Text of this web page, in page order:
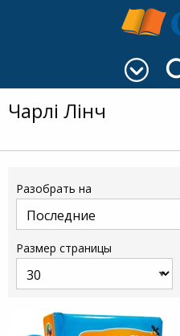
Чарлі Лінч
Разобрать на
Размер страницы